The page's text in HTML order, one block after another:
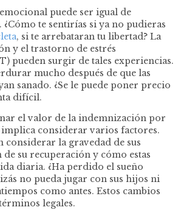
puede ser igual de
¿Cómo te sentirías si ya no pudieras
, si te arrebataran tu libertad? La
y el trastorno de estrés
pueden surgir de tales experiencias.
mucho después de que las
sanado. ¿Se le puede poner precio
difícil.
el valor de la indemnización por
considerar varios factores.
considerar la gravedad de sus
su recuperación y cómo estas
diaria. ¿Ha perdido el sueño
no pueda jugar con sus hijos ni
como antes. Estos cambios
legales.